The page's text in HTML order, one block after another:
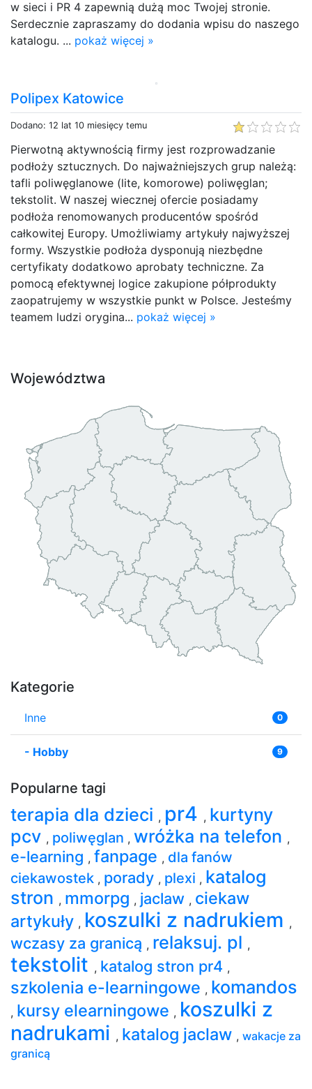
w sieci i PR 4 zapewnią dużą moc Twojej stronie.
Serdecznie zapraszamy do dodania wpisu do naszego
katalogu. ... pokaż więcej »
Polipex Katowice
Dodano: 12 lat 10 miesięcy temu
Pierwotną aktywnością firmy jest rozprowadzanie
podłoży sztucznych. Do najważniejszych grup należą:
tafli poliwęglanowe (lite, komorowe) poliwęglan;
tekstolit. W naszej wiecznej ofercie posiadamy
podłoża renomowanych producentów spośród
całkowitej Europy. Umożliwiamy artykuły najwyższej
formy. Wszystkie podłoża dysponują niezbędne
certyfikaty dodatkowo aprobaty techniczne. Za
pomocą efektywnej logice zakupione półprodukty
zaopatrujemy w wszystkie punkt w Polsce. Jesteśmy
teamem ludzi orygina... pokaż więcej »
Województwa
Kategorie
Inne 0
- Hobby 9
Popularne tagi
terapia dla dzieci , pr4 , kurtyny
pcv , poliwęglan , wróżka na telefon ,
e-learning , fanpage , dla fanów
ciekawostek , porady , plexi , katalog
stron , mmorpg , jaclaw , ciekaw
artykuły , koszulki z nadrukiem ,
wczasy za granicą , relaksuj. pl ,
tekstolit , katalog stron pr4 ,
szkolenia e-learningowe , komandos
, kursy elearningowe , koszulki z
nadrukami , katalog jaclaw , wakacje za
granicą